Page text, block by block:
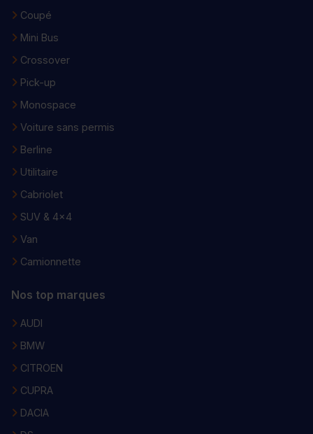
Coupé
Mini Bus
Crossover
Pick-up
Monospace
Voiture sans permis
Berline
Utilitaire
Cabriolet
SUV & 4x4
Van
Camionnette
Nos top marques
AUDI
BMW
CITROEN
CUPRA
DACIA